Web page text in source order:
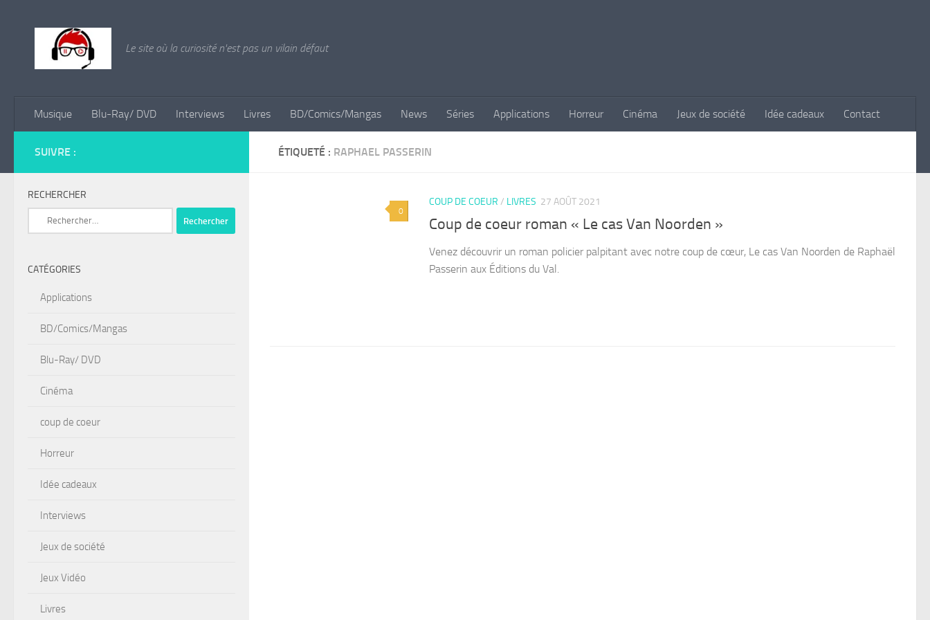
Le site où la curiosité n'est pas un vilain défaut
Musique Blu-Ray/ DVD Interviews Livres BD/Comics/Mangas News Séries Applications Horreur Cinéma Jeux de société Idée cadeaux Contact
ÉTIQUETÉ : RAPHAEL PASSERIN
0
COUP DE COEUR / LIVRES 27 AOÛT 2021
Coup de coeur roman « Le cas Van Noorden »
Venez découvrir un roman policier palpitant avec notre coup de cœur, Le cas Van Noorden de Raphaël
Passerin aux Éditions du Val.
SUIVRE :
RECHERCHER
Rechercher :
CATÉGORIES
Applications
BD/Comics/Mangas
Blu-Ray/ DVD
Cinéma
coup de coeur
Horreur
Idée cadeaux
Interviews
Jeux de société
Jeux Vidéo
Livres